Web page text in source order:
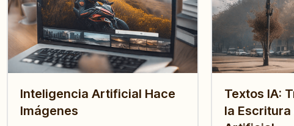
Inteligencia Artificial Hace
Imágenes
Textos IA:
la